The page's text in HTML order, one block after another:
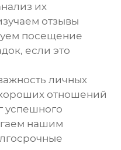
их
отзывы
посещение
если это
личных
отношений
успешного
нашим